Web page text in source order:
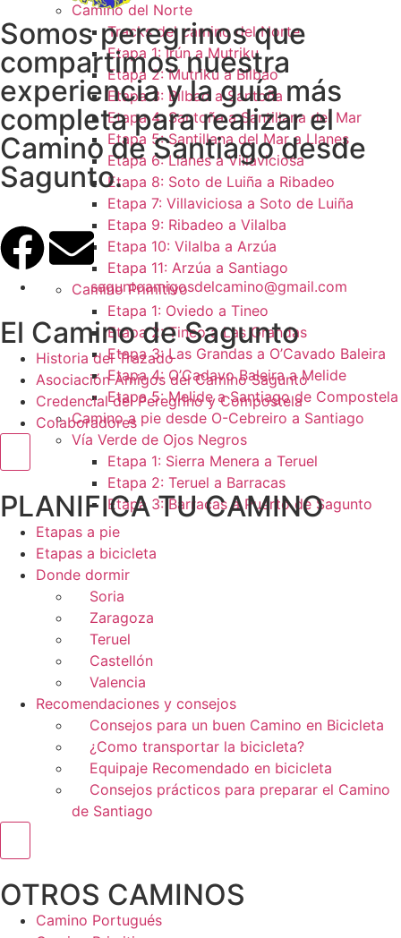
Camino del Norte
Tracks del camino del Norte
Etapa 1: Irún a Mutriku
Etapa 2: Mutriku a Bilbao
Etapa 3: Bilbao a Santoña
Etapa 4: Santoña a Santillana del Mar
Etapa 5: Santillana del Mar a Llanes
Etapa 6: Llanes a Villaviciosa
Etapa 8: Soto de Luiña a Ribadeo
Etapa 7: Villaviciosa a Soto de Luiña
Etapa 9: Ribadeo a Vilalba
Etapa 10: Vilalba a Arzúa
Etapa 11: Arzúa a Santiago
Camino Primitivo
Etapa 1: Oviedo a Tineo
Etapa 2: Tineo a Las Grandas
Etapa 3: Las Grandas a O’Cavado Baleira
Etapa 4: O’Cadavo Baleira a Melide
Etapa 5: Melide a Santiago de Compostela
Camino a pie desde O-Cebreiro a Santiago
Vía Verde de Ojos Negros
Etapa 1: Sierra Menera a Teruel
Etapa 2: Teruel a Barracas
Etapa 3: Barracas a Puerto de Sagunto
Somos peregrinos que
compartimos nuestra
experiencia y la guía más
completa para realizar el
Camino de Santiago desde
Sagunto.
saguntoamigosdelcamino@gmail.com
El Camino de Sagunto
Historia del Trazado
Asociación Amigos del Camino Sagunto
Credencial del Peregrino y Compostela
Colaboradores
Menú conmutador hamburguesa
PLANIFICA TU CAMINO
Etapas a pie
Etapas a bicicleta
Donde dormir
Soria
Zaragoza
Teruel
Castellón
Valencia
Recomendaciones y consejos
Consejos para un buen Camino en Bicicleta
¿Como transportar la bicicleta?
Equipaje Recomendado en bicicleta
Consejos prácticos para preparar el Camino
de Santiago
OTROS CAMINOS
Camino Portugués